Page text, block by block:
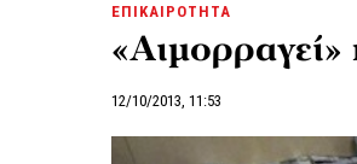
ΕΠΙΚΑΙΡΟΤΗΤΑ
12/10/2013, 11:53